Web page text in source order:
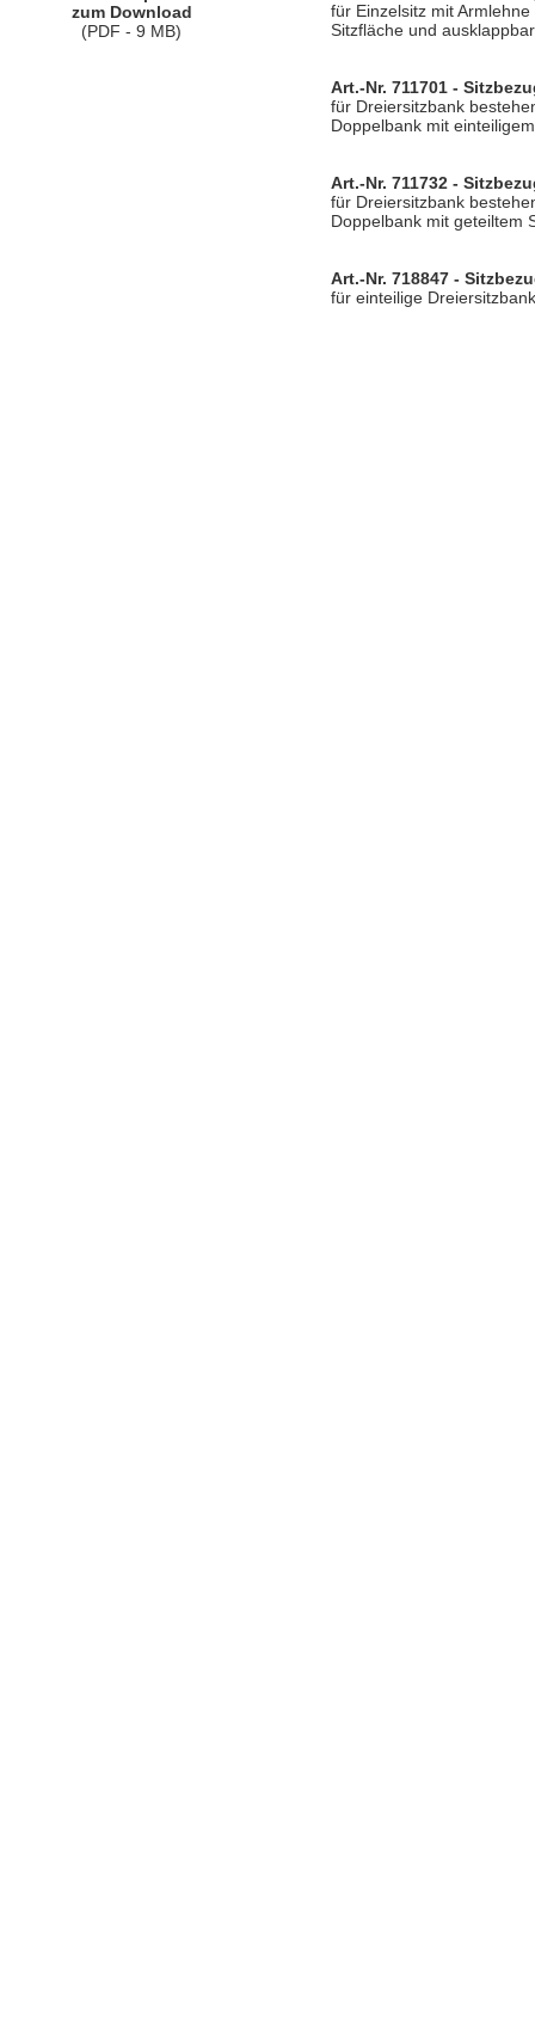
zum Download
(PDF - 9 MB)
für Einzelsitz mit
Sitzfläche und
Art.-Nr. 711701 -
für Dreiersitzbank
Doppelbank mit
Art.-Nr. 711732 -
für Dreiersitzbank
Doppelbank mit geteiltem
Art.-Nr. 718847 -
für einteilige